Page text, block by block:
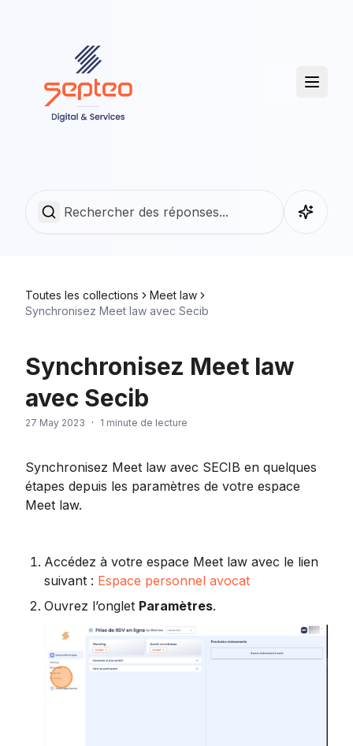
Toutes les collections
Meet law
Synchronisez Meet law avec Secib
Synchronisez Meet law
avec Secib
27 May 2023 · 1 minute de lecture
Synchronisez Meet law avec SECIB en quelques
étapes depuis les paramètres de votre espace
Meet law.
Accédez à votre espace Meet law avec le lien
suivant : Espace personnel avocat
Ouvrez l’onglet Paramètres.